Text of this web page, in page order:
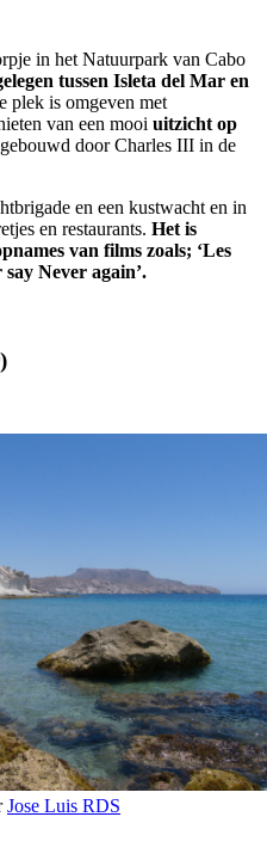
in het Natuurpark van Cabo
tussen Isleta del Mar en
plek is omgeven met
van een mooi uitzicht op
door Charles III in de
en een kustwacht en in
en restaurants. Het is
van films zoals; ‘Les
say Never again’.
Jose Luis RDS